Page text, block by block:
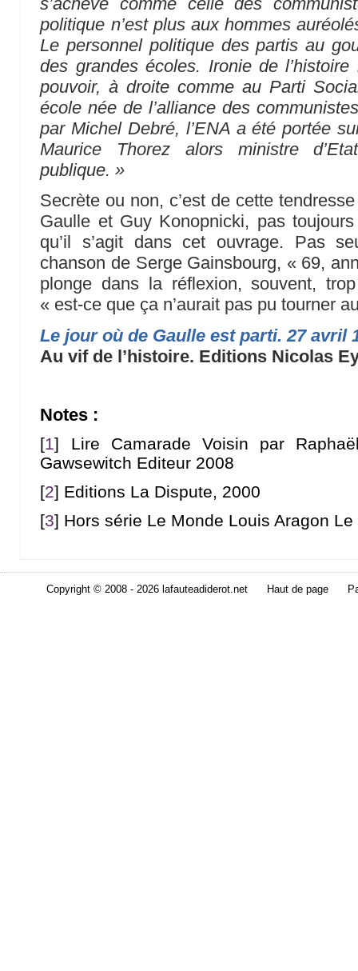
politique n’est plus aux hommes
Le personnel politique des partis au
des grandes écoles. Ironie de
pouvoir, à droite comme au Parti
école née de l’alliance des
par Michel Debré, l’ENA a été portée
Maurice Thorez alors ministre
publique. »
Secrète ou non, c’est de cette
Gaulle et Guy Konopnicki, pas
qu’il s’agit dans cet ouvrage. Pas
chanson de Serge Gainsbourg, « 69,
plonge dans la réflexion, souvent,
« est-ce que ça n’aurait pas pu tourner
Le jour où de Gaulle est parti. 27 avril
Au vif de l’histoire. Editions Nicolas
Notes :
[1] Lire Camarade Voisin par
Gawsewitch Editeur 2008
[2] Editions La Dispute, 2000
[3] Hors série Le Monde Louis Aragon
Copyright © 2008 - 2026 lafauteadiderot.net Haut de page